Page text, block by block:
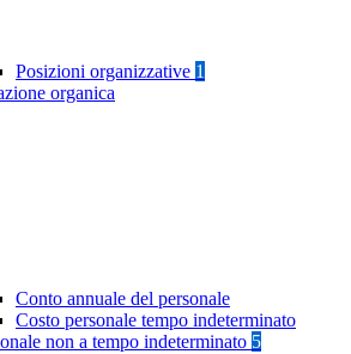
Posizioni organizzative 1
organica
Conto annuale del personale
Costo personale tempo indeterminato
non a tempo indeterminato 5